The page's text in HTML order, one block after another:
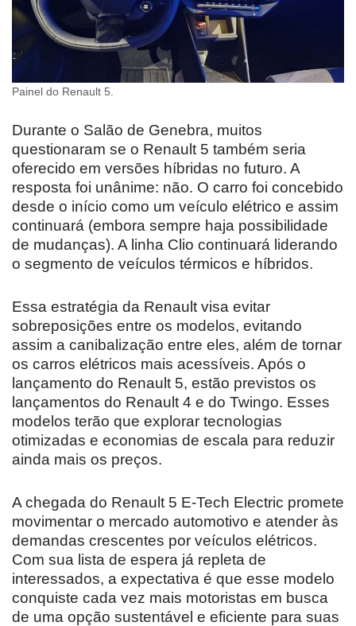
Painel do Renault 5.
Durante o Salão de Genebra, muitos
questionaram se o Renault 5 também seria
oferecido em versões híbridas no futuro. A
resposta foi unânime: não. O carro foi concebido
desde o início como um veículo elétrico e assim
continuará (embora sempre haja possibilidade
de mudanças). A linha Clio continuará liderando
o segmento de veículos térmicos e híbridos.
Essa estratégia da Renault visa evitar
sobreposições entre os modelos, evitando
assim a canibalização entre eles, além de tornar
os carros elétricos mais acessíveis. Após o
lançamento do Renault 5, estão previstos os
lançamentos do Renault 4 e do Twingo. Esses
modelos terão que explorar tecnologias
otimizadas e economias de escala para reduzir
ainda mais os preços.
A chegada do Renault 5 E-Tech Electric promete
movimentar o mercado automotivo e atender às
demandas crescentes por veículos elétricos.
Com sua lista de espera já repleta de
interessados, a expectativa é que esse modelo
conquiste cada vez mais motoristas em busca
de uma opção sustentável e eficiente para suas